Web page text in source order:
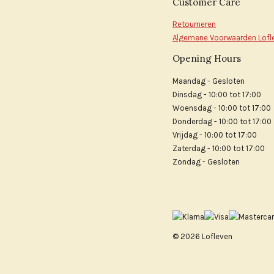
Retourneren
Algemene Voorwaarden
Opening Hours
Maandag - Gesloten
Dinsdag - 10:00 tot 17:00
Woensdag - 10:00 tot 17:00
Donderdag - 10:00 tot 17:00
Vrijdag - 10:00 tot 17:00
Zaterdag - 10:00 tot 17:00
Zondag - Gesloten
© 2026 Lofleven